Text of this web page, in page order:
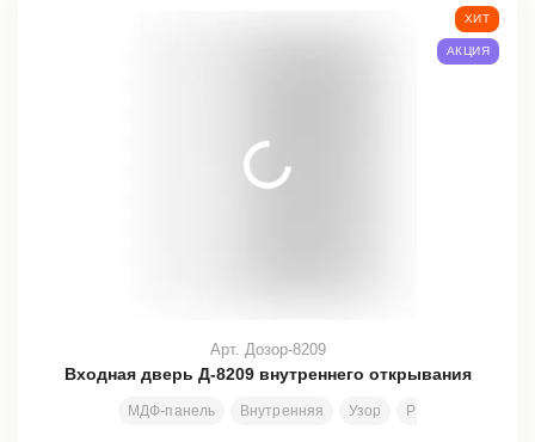
Входная дверь Д-8209 внутреннего открывания
МДФ-панель Внутренняя Узор Размеры под
Арт. Дозор-8209
ХИТ
АКЦИЯ